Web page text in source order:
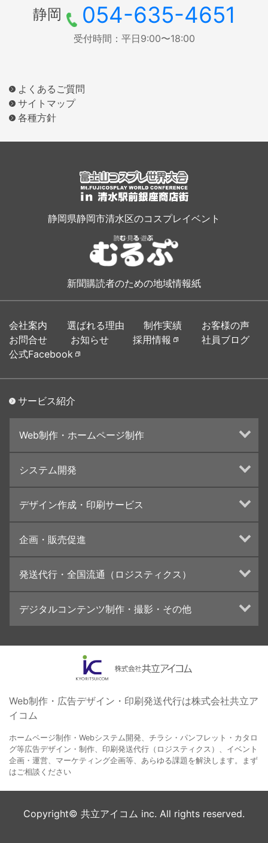
静岡 054-635-4651
受付時間：平日9:00〜18:00
よくあるご質問
サイトマップ
各種方針
静岡県静岡市清水区のコスプレイベント
新聞購読者のための地域情報紙
会社案内 選ばれる理由 制作実績
お客様の声
お問合せ
お知らせ 採用情報
社員ブログ
公式Facebook
サービス紹介
Web制作・ホームページ制作
ランディングページ制作
インターネット広告代行
UI・UXデザイン設計
システム開発
デザイン作成・印刷サービス
カタログデザインの制作・印刷
学校・会社案内パンフレット制作・印刷
高精細印刷（スブリマ印刷）
社内報
名刺
一般印刷 （オンデマンド・オフセット）
ユニバーサル・コミュニケーション・デザイン
企画・販売促進
ブランディング戦略
コンテンツ制作
採用プロモーション
発送代行・全国流通（ロジスティクス）
デジタルコンテンツ制作・撮影・その他
イラスト・キャラクター制作
ロゴデザイン・CI設計
コピー・ライティング
電子ブック制作
自社メディア
Web制作・広告デザイン・印刷発送代行は株式会社共立ア
イコム
ホームページ制作・Webシステム開発、チラシ・パンフレット・カタロ
グ等広告デザイン・制作、印刷発送代行（ロジスティクス）、イベント
企画・運営、マーケティング企画等、あらゆる課題を解決します。まず
はご相談ください
Copyright© 共立アイコム inc. All rights reserved.